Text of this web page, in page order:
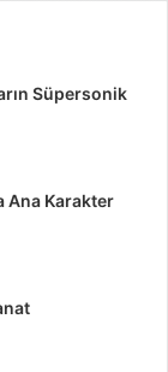
Süpersonik
Ana Karakter